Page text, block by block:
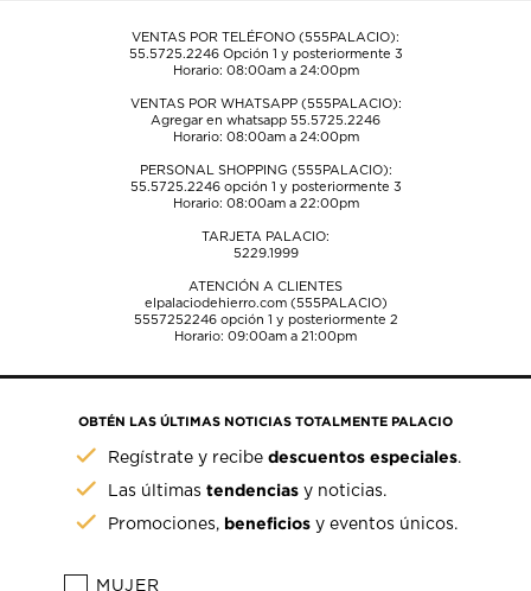
VENTAS POR TELÉFONO (555PALACIO):
55.5725.2246Opción 1 y posteriormente 3
Horario: 08:00am a 24:00pm
VENTAS POR WHATSAPP (555PALACIO):
Agregar en whatsapp 55.5725.2246
Horario: 08:00am a 24:00pm
PERSONAL SHOPPING (555PALACIO):
55.5725.2246opción 1 y posteriormente 3
Horario: 08:00am a 22:00pm
TARJETA PALACIO:
5229.1999
ATENCIÓN A CLIENTES
elpalaciodehierro.com (555PALACIO)
5557252246opción 1 y posteriormente 2
Horario: 09:00am a 21:00pm
OBTÉN LAS ÚLTIMAS NOTICIAS TOTALMENTE PALACIO
Regístrate y recibedescuentos especiales.
Las últimastendencias y noticias.
Promociones, beneficios y eventos únicos.
MUJER